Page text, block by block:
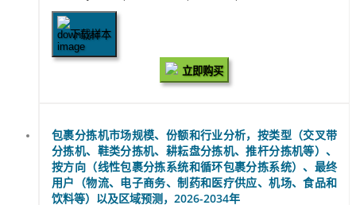
下载样本
立即购买
包裹分拣机市场规模、份额和行业分析，按类型（交叉带
分拣机、鞋类分拣机、耕耘盘分拣机、推杆分拣机等）、
按方向（线性包裹分拣系统和循环包裹分拣系统）、最终
用户（物流、电子商务、制药和医疗供应、机场、食品和
饮料等）以及区域预测，2026-2034年